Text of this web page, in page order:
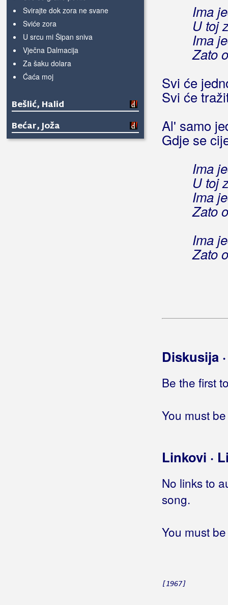
Svirajte dok zora ne svane
Sviće zora
U srcu mi Šipan sniva
Vječna Dalmacija
Za šaku dolara
Ćaća moj
Bešlić, Halid
Bećar, Joža
Ima
U toj
Ima
Zato
Svi će
Svi će
Al' samo
Gdje se
Ima
U toj
Ima
Zato
Ima
Zato
Diskusija
Be the first
You must
Linkovi ·
No links to
song.
You must
[1967]